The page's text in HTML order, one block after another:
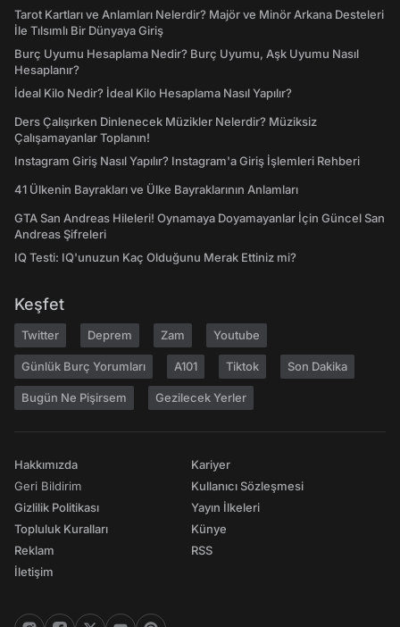
Tarot Kartları ve Anlamları Nelerdir? Majör ve Minör Arkana Desteleri
İle Tılsımlı Bir Dünyaya Giriş
Burç Uyumu Hesaplama Nedir? Burç Uyumu, Aşk Uyumu Nasıl
Hesaplanır?
İdeal Kilo Nedir? İdeal Kilo Hesaplama Nasıl Yapılır?
Ders Çalışırken Dinlenecek Müzikler Nelerdir? Müziksiz
Çalışamayanlar Toplanın!
Instagram Giriş Nasıl Yapılır? Instagram'a Giriş İşlemleri Rehberi
41 Ülkenin Bayrakları ve Ülke Bayraklarının Anlamları
GTA San Andreas Hileleri! Oynamaya Doyamayanlar İçin Güncel San
Andreas Şifreleri
IQ Testi: IQ'unuzun Kaç Olduğunu Merak Ettiniz mi?
Keşfet
Twitter Deprem Zam Youtube
Günlük Burç Yorumları A101 Tiktok Son Dakika
Bugün Ne Pişirsem Gezilecek Yerler
Hakkımızda
Geri Bildirim
Gizlilik Politikası
Topluluk Kuralları
Reklam
İletişim
Kariyer
Kullanıcı Sözleşmesi
Yayın İlkeleri
Künye
RSS